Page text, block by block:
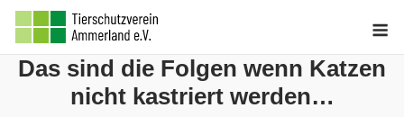
Skip
content
Das sind die Folgen wenn Katzen
nicht kastriert werden…